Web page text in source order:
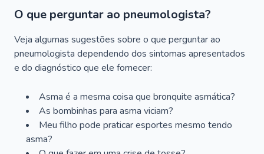
O que perguntar ao pneumologista?
Veja algumas sugestões sobre o que perguntar ao
pneumologista dependendo dos sintomas apresentados
e do diagnóstico que ele fornecer:
Asma é a mesma coisa que bronquite asmática?
As bombinhas para asma viciam?
Meu filho pode praticar esportes mesmo tendo
asma?